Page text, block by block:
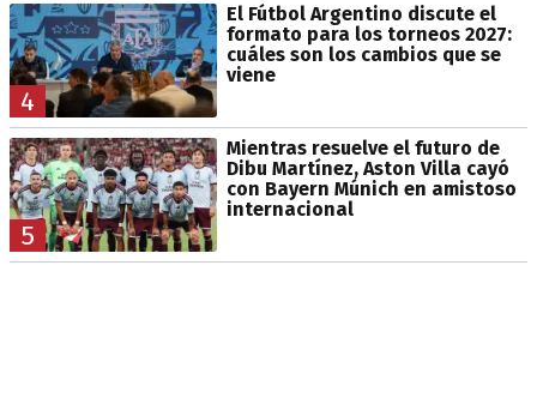
4
El Fútbol Argentino discute el
formato para los torneos 2027:
cuáles son los cambios que se
viene
5
Mientras resuelve el futuro de
Dibu Martínez, Aston Villa cayó
con Bayern Múnich en amistoso
internacional